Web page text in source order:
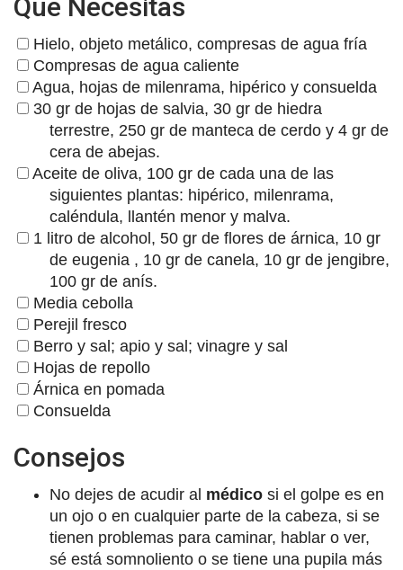
Que Necesitas
Hielo, objeto metálico, compresas de agua fría
Compresas de agua caliente
Agua, hojas de milenrama, hipérico y consuelda
30 gr de hojas de salvia, 30 gr de hiedra
terrestre, 250 gr de manteca de cerdo y 4 gr de
cera de abejas.
Aceite de oliva, 100 gr de cada una de las
siguientes plantas: hipérico, milenrama,
caléndula, llantén menor y malva.
1 litro de alcohol, 50 gr de flores de árnica, 10 gr
de eugenia , 10 gr de canela, 10 gr de jengibre,
100 gr de anís.
Media cebolla
Perejil fresco
Berro y sal; apio y sal; vinagre y sal
Hojas de repollo
Árnica en pomada
Consuelda
Consejos
No dejes de acudir al médico si el golpe es en
un ojo o en cualquier parte de la cabeza, si se
tienen problemas para caminar, hablar o ver,
sé está somnoliento o se tiene una pupila más